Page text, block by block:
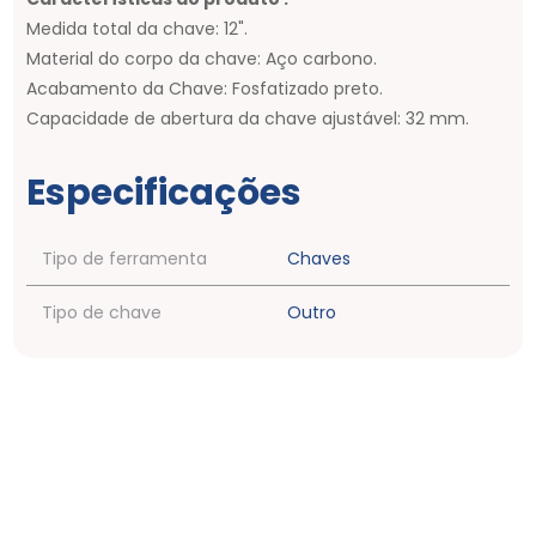
Medida total da chave: 12".
Material do corpo da chave: Aço carbono.
Acabamento da Chave: Fosfatizado preto.
Capacidade de abertura da chave ajustável: 32 mm.
Especificações
Tipo de ferramenta Chaves
Tipo de chave Outro